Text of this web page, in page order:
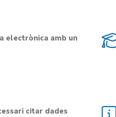
electrònica amb un
citar dades